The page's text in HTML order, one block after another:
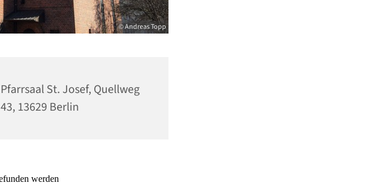
© Andreas Topp
Pfarrsaal St. Josef, Quellweg
43, 13629 Berlin